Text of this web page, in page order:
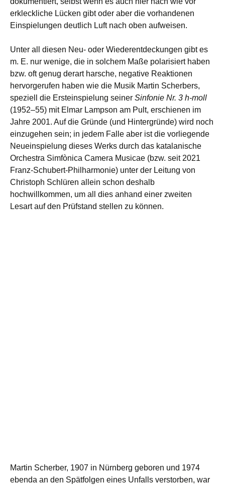
erkleckliche Lücken gibt oder aber die vorhandenen
Einspielungen deutlich Luft nach oben aufweisen.
Unter all diesen Neu- oder Wiederentdeckungen gibt es
m. E. nur wenige, die in solchem Maße polarisiert haben
bzw. oft genug derart harsche, negative Reaktionen
hervorgerufen haben wie die Musik Martin Scherbers,
speziell die Ersteinspielung seiner Sinfonie Nr. 3 h-moll
(1952–55) mit Elmar Lampson am Pult, erschienen im
Jahre 2001. Auf die Gründe (und Hintergründe) wird noch
einzugehen sein; in jedem Falle aber ist die vorliegende
Neueinspielung dieses Werks durch das katalanische
Orchestra Simfònica Camera Musicae (bzw. seit 2021
Franz-Schubert-Philharmonie) unter der Leitung von
Christoph Schlüren allein schon deshalb
hochwillkommen, um all dies anhand einer zweiten
Lesart auf den Prüfstand stellen zu können.
Martin Scherber, 1907 in Nürnberg geboren und 1974
ebenda an den Spätfolgen eines Unfalls verstorben, war